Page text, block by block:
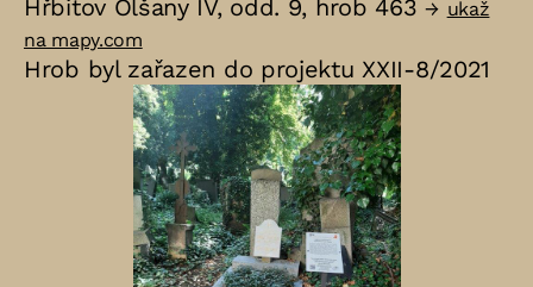
Hřbitov Olšany IV, odd. 9, hrob 463→ ukaž
na mapy.com
Hrob byl zařazen do projektu XXII-8/2021